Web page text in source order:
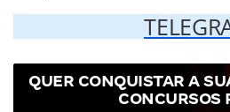
QUER CONQUISTAR A
CONCURSOS